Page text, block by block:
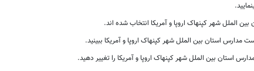
شهر کپنهاک اروپا و آمریکا انتخاب شده اند.
مدارس استان بین الملل شهر کپنهاک اروپا و آمریکا ببینید.
استان بین الملل شهر کپنهاک اروپا و آمریکا را تغییر دهید.